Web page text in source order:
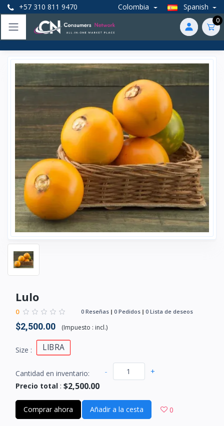
+57 310 811 9470 Colombia Spanish
0
Lulo
0 0 Reseñas 0 Pedidos 0 Lista de deseos
$2,500.00 (Impuesto : incl.)
Size : LIBRA
Cantidad en inventario: - +
Precio total : $2,500.00
Comprar ahora Añadir a la cesta 0